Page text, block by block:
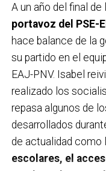
A un año del final de
portavoz del PSE-
hace balance de la
su partido en el
EAJ-PNV. Isabel
realizado los
repasa algunos de
desarrollados
de actualidad como
escolares, el